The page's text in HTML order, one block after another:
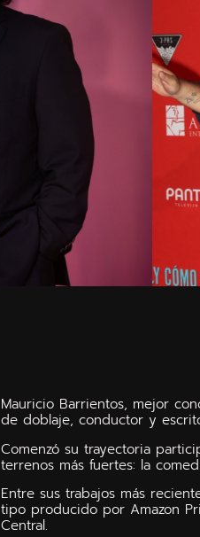
Mauricio Barrientos, mejor
de doblaje, conductor y
Comenzó su trayectoria
terrenos más fuertes: la
Entre sus trabajos más
tipo producido por Amazon
Central.